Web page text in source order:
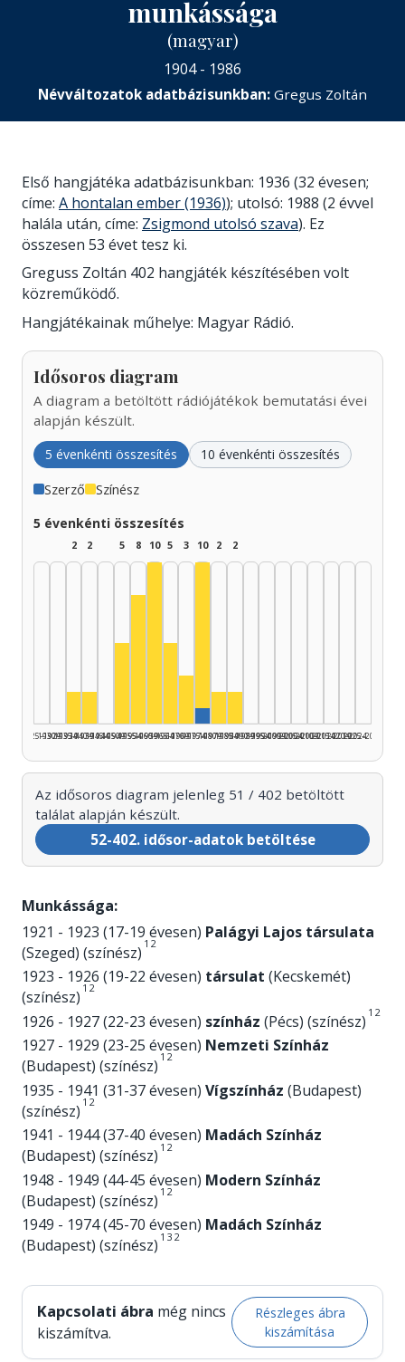
munkássága
(magyar)
1904 - 1986
Névváltozatok adatbázisunkban: Gregus Zoltán
Első hangjátéka adatbázisunkban: 1936 (32 évesen;
címe: A hontalan ember (1936)); utolsó: 1988 (2 évvel
halála után, címe: Zsigmond utolsó szava). Ez
összesen 53 évet tesz ki.
Greguss Zoltán 402 hangjáték készítésében volt
közreműködő.
Hangjátékainak műhelye: Magyar Rádió.
Idősoros diagram
A diagram a betöltött rádiójátékok bemutatási évei
alapján készült.
5 évenkénti összesítés 10 évenkénti összesítés
Szerző Színész
5 évenkénti összesítés
1925–1929
1930–1934
2
1935–1939
2
1940–1944
1945–1949
5
Színész, 1950–1954: 5
1950–1954
8
1955–1959
10
1960–1964
5
Színész, 1965–1969: 5
1965–1969
3
Színész, 1970–1974: 3
1970–1974
10
Szerző, 1975–1979: 1
1975–1979
2
1980–1984
2
1985–1989
1990–1994
1995–1999
2000–2004
2005–2009
2010–2014
2015–2019
2020–2024
2025–2026
Az idősoros diagram jelenleg 51 / 402 betöltött
találat alapján készült.
52-402. idősor-adatok betöltése
Munkássága:
1921 - 1923 (17-19 évesen) Palágyi Lajos társulata
(Szeged) (színész) 1 2
1923 - 1926 (19-22 évesen) társulat (Kecskemét)
(színész) 1 2
1926 - 1927 (22-23 évesen) színház (Pécs) (színész) 1 2
1927 - 1929 (23-25 évesen) Nemzeti Színház
(Budapest) (színész) 1 2
1935 - 1941 (31-37 évesen) Vígszínház (Budapest)
(színész) 1 2
1941 - 1944 (37-40 évesen) Madách Színház
(Budapest) (színész) 1 2
1948 - 1949 (44-45 évesen) Modern Színház
(Budapest) (színész) 1 2
1949 - 1974 (45-70 évesen) Madách Színház
(Budapest) (színész) 1 3 2
Kapcsolati ábra még nincs
kiszámítva.
Részleges ábra
kiszámítása